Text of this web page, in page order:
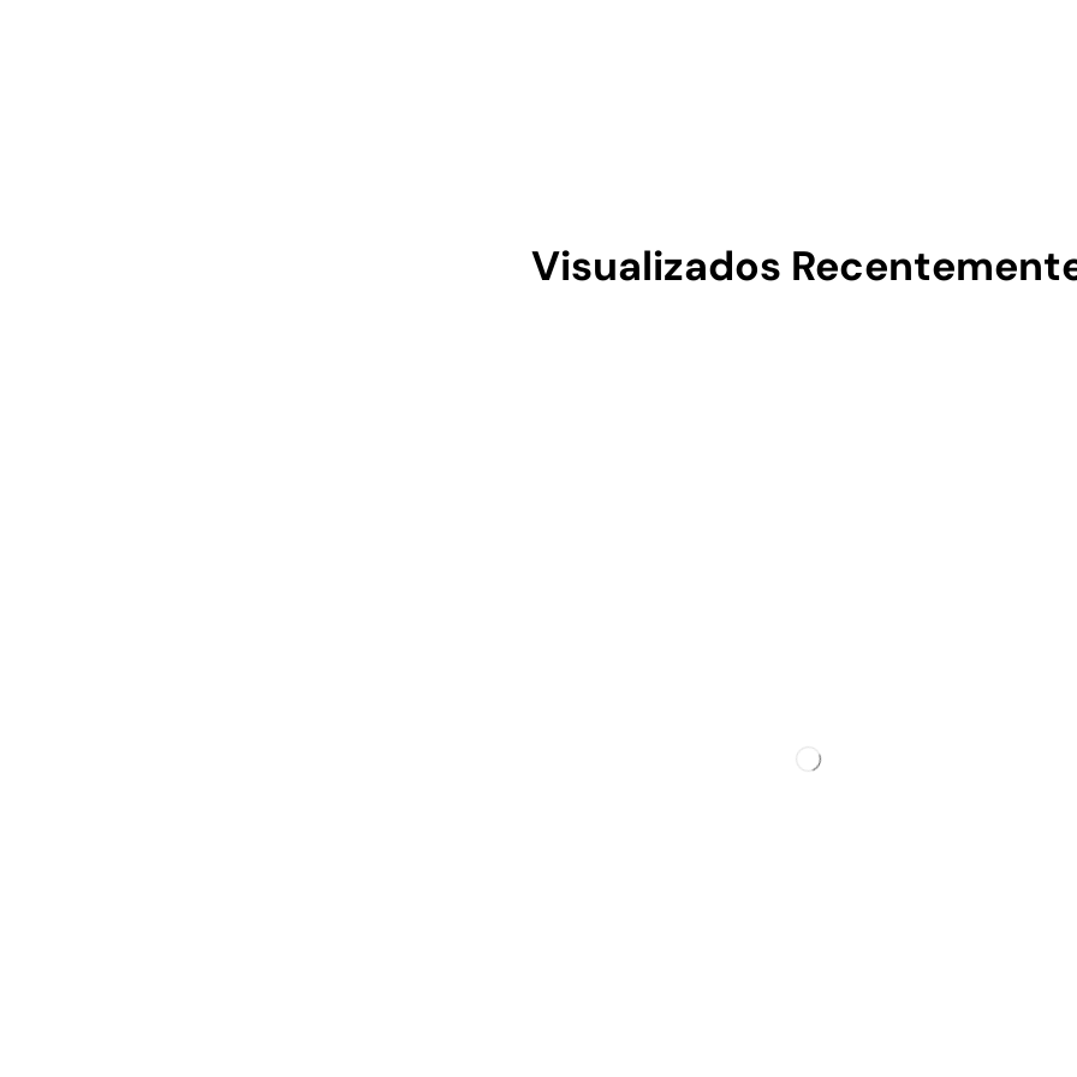
Visualizados